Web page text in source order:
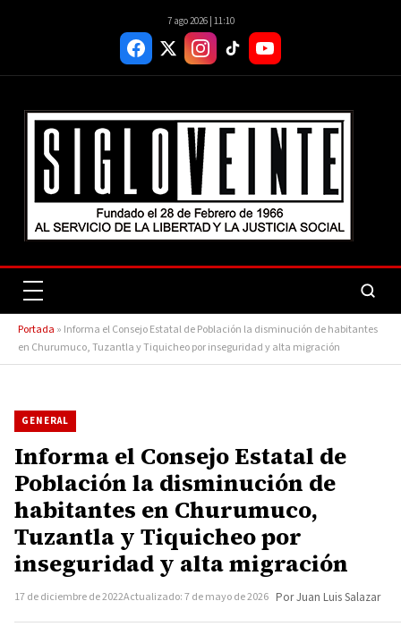
7 ago 2026 | 11:10
Portada » Informa el Consejo Estatal de Población la disminución de habitantes
en Churumuco, Tuzantla y Tiquicheo por inseguridad y alta migración
GENERAL
Informa el Consejo Estatal de
Población la disminución de
habitantes en Churumuco,
Tuzantla y Tiquicheo por
inseguridad y alta migración
17 de diciembre de 2022Actualizado: 7 de mayo de 2026 Por Juan Luis Salazar